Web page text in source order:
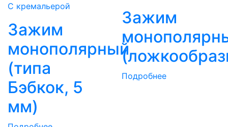
С кремальерой
Зажим
монополярный
(типа
Бэбкок, 5
мм)
Зажим
Подробнее